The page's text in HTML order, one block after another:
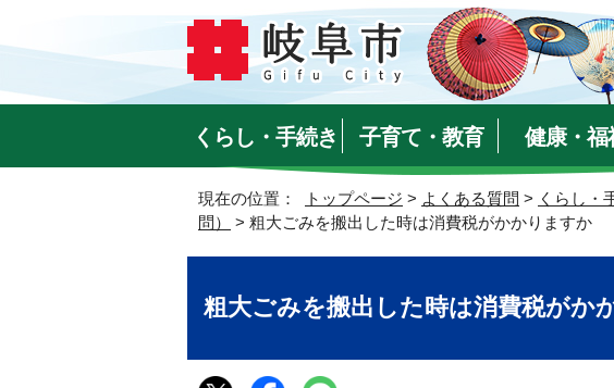
くらし・手続き 子育て・教育 健康・福
現在の位置： トップページ > よくある質問 > くらし・
問）
> 粗大ごみを搬出した時は消費税がかかりますか
粗大ごみを搬出した時は消費税がか